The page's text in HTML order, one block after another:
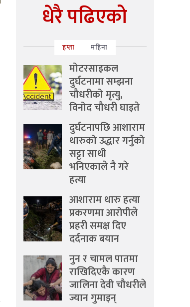
धेरै पढिएको
हप्ता महिना
मोटरसाइकल
दुर्घटनामा सम्झना
चौधरीको मृत्यु,
विनोद चौधरी घाइते
दुर्घटनापछि आशाराम
थारुको उद्धार गर्नुको
सट्टा साथी
भनिएकाले नै गरे
हत्या
आशाराम थारु हत्या
प्रकरणमा आरोपीले
प्रहरी समक्ष दिए
दर्दनाक बयान
नुन र चामल पातमा
राखिदिएकै कारण
जालिना देवी चौधरीले
ज्यान गुमाइन्